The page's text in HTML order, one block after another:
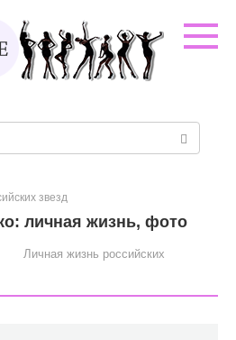
звезд
личная жизнь, фото
Личная жизнь российских